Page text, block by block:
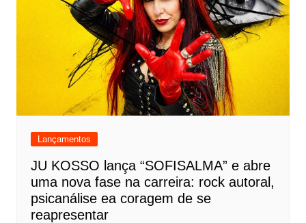
Lançamentos
JU KOSSO lança “SOFISALMA” e abre
uma nova fase na carreira: rock autoral,
psicanálise ea coragem de se
reapresentar